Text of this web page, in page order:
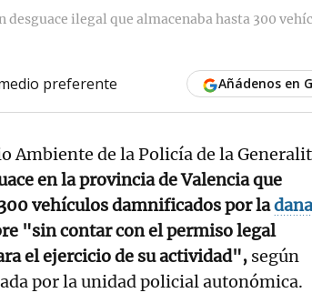
ilegal que almacenaba hasta 300
preferente Añádenos en
Ambiente de la Policía de la
en la provincia de Valencia que
vehículos damnificados por la
"sin contar con el permiso legal
el ejercicio de su actividad", según
por la unidad policial autonómica.